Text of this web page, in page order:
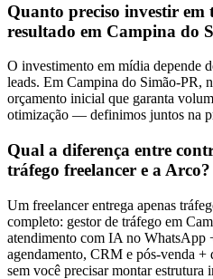
Quanto preciso investir
resultado em Campina do
O investimento em mídia depende
leads. Em Campina do Simão-PR,
orçamento inicial que garanta
otimização — definimos juntos na
Qual a diferença entre
tráfego freelancer e a Arco?
Um freelancer entrega apenas
completo: gestor de tráfego em
atendimento com IA no WhatsApp
agendamento, CRM e pós-venda +
sem você precisar montar estrutura